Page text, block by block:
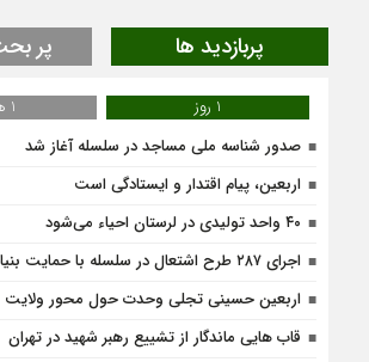
پربازدید ها پر
1 روز
1 هفته
صدور شناسه ملی مساجد در سلسله آغاز شد
اربعین، پیام اقتدار و ایستادگی است
۴۰ واحد تولیدی در لرستان احیاء می‌شود
اجرای ۲۸۷ طرح اشتعال در سلسله با حمایت بنیاد برکت
اربعین حسینی تجلی وحدت حول محور
قاب هایی ماندگار از تشییع رهبر شهید در تهران